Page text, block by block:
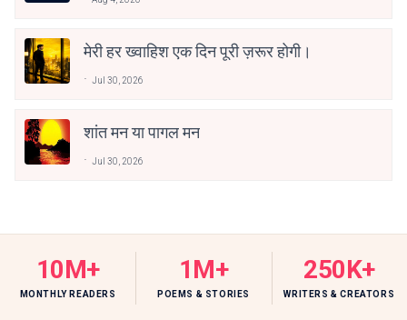
मेरी हर ख्वाहिश एक दिन पूरी ज़रूर होगी।
Jul 30, 2026
शांत मन या पागल मन
Jul 30, 2026
10M+
MONTHLY READERS
1M+
POEMS & STORIES
250K+
WRITERS & CREATORS